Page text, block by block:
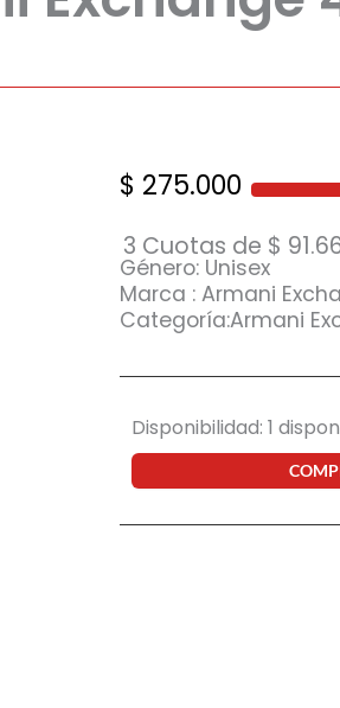
$ 275.000
3 Cuotas de $
Género: Unisex
Marca : Armani
Categoría:Armani
Disponibilidad: 1
Anteojo
Armani